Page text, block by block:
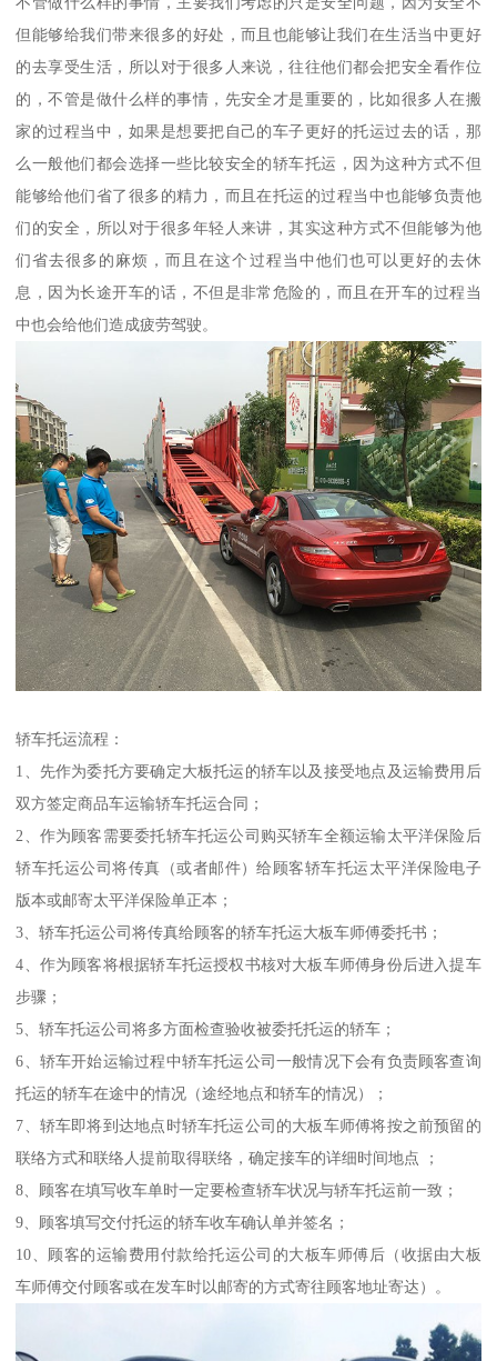
但能够给我们带来很多的好处，而且也能够让我们在生活当中更好
的去享受生活，所以对于很多人来说，往往他们都会把安全看作位
的，不管是做什么样的事情，先安全才是重要的，比如很多人在搬
家的过程当中，如果是想要把自己的车子更好的托运过去的话，那
么一般他们都会选择一些比较安全的轿车托运，因为这种方式不但
能够给他们省了很多的精力，而且在托运的过程当中也能够负责他
们的安全，所以对于很多年轻人来讲，其实这种方式不但能够为他
们省去很多的麻烦，而且在这个过程当中他们也可以更好的去休
息，因为长途开车的话，不但是非常危险的，而且在开车的过程当
中也会给他们造成疲劳驾驶。
轿车托运流程：
1、先作为委托方要确定大板托运的轿车以及接受地点及运输费用后
双方签定商品车运输轿车托运合同；
2、作为顾客需要委托轿车托运公司购买轿车全额运输太平洋保险后
轿车托运公司将传真（或者邮件）给顾客轿车托运太平洋保险电子
版本或邮寄太平洋保险单正本；
3、轿车托运公司将传真给顾客的轿车托运大板车师傅委托书；
4、作为顾客将根据轿车托运授权书核对大板车师傅身份后进入提车
步骤；
5、轿车托运公司将多方面检查验收被委托托运的轿车；
6、轿车开始运输过程中轿车托运公司一般情况下会有负责顾客查询
托运的轿车在途中的情况（途经地点和轿车的情况）；
7、轿车即将到达地点时轿车托运公司的大板车师傅将按之前预留的
联络方式和联络人提前取得联络，确定接车的详细时间地点 ；
8、顾客在填写收车单时一定要检查轿车状况与轿车托运前一致；
9、顾客填写交付托运的轿车收车确认单并签名；
10、顾客的运输费用付款给托运公司的大板车师傅后（收据由大板
车师傅交付顾客或在发车时以邮寄的方式寄往顾客地址寄达）。